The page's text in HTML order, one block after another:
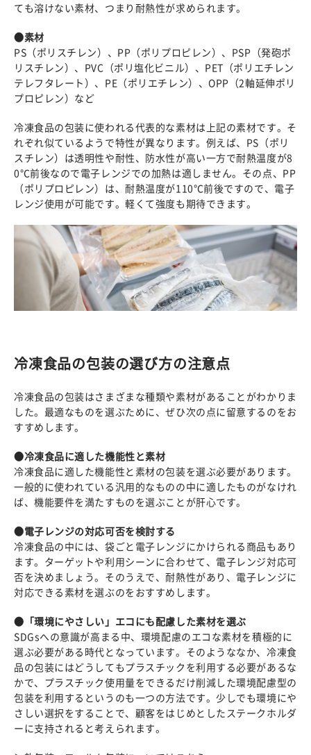
ても溶けない素材、つまり耐熱性が求められます。
●素材
PS（ポリスチレン）、PP（ポリプロピレン）、PSP（発砲ポ
リスチレン）、PVC（ポリ塩化ビニル）、PET（ポリエチレン
テレフタレート）、PE（ポリエチレン）、OPP（2軸延伸ポリ
プロピレン）など
冷凍食品の包装に使われる代表的な素材は上記の素材です。そ
れぞれ似ているようで特性が異なります。例えば、PS（ポリ
スチレン）は透明性や耐性、防水性が高い一方で耐熱温度が8
0℃前後なので電子レンジでの加熱は適しません。その点、PP
（ポリプロピレン）は、耐熱温度が110℃前後ですので、電子
レンジ使用が可能です。軽くて強度も期待できます。
冷凍食品の包装の選び方の注意点
冷凍食品の包装はさまざまな種類や素材があることがわかりま
した。最適なものを選ぶために、ぜひ次の点に留意するのをお
すすめします。
●冷凍食品に適した機能性と素材
冷凍食品に適した機能性と素材の包装を選ぶ必要があります。
一般的に使われている汎用的なものの中に適したものがなけれ
ば、機能要件を満たすものを選ぶことが肝心です。
●電子レンジの対応可否を検討する
冷凍食品の中には、袋ごと電子レンジにかけられる商品もあり
ます。ターゲットや利用シーンに合わせて、電子レンジ対応可
否を決めましょう。そのうえで、耐熱性があり、電子レンジに
対応できる素材を選ぶのをおすすめします。
●「環境にやさしい」エコにも配慮した素材を選ぶ
SDGsへの意識が高まる中、環境配慮のエコな素材を積極的に
選ぶ必要がある時代となっています。そのようななか、冷凍食
品の包装にはどうしてもプラスチックを利用する必要があるな
かで、プラスチック使用量をできるだけ削減した環境配慮型の
包装を利用するというのも一つの方法です。少しでも環境にや
さしい選択をすることで、顧客をはじめとしたステークホルダ
ーに支持されると考えられます。